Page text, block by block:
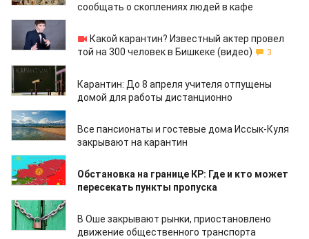
сообщать о скоплениях людей в кафе
20.03.2020
Какой карантин? Известный актер провел
той на 300 человек в Бишкеке (видео)
3
20.03.2020
Карантин: До 8 апреля учителя отпущены
домой для работы дистанционно
20.03.2020
Все пансионаты и гостевые дома Иссык-Куля
закрывают на карантин
20.03.2020
Обстановка на границе КР: Где и кто может
пересекать пункты пропуска
20.03.2020
В Оше закрывают рынки, приостановлено
движение общественного транспорта